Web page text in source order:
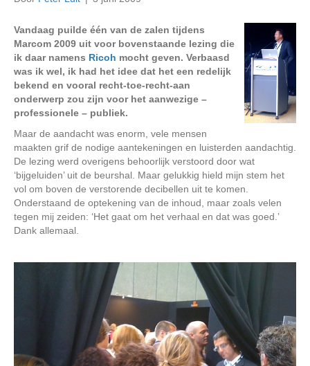
Vandaag puilde één van de zalen tijdens
Marcom 2009 uit voor bovenstaande lezing die
ik daar namens Ricoh mocht geven. Verbaasd
was ik wel, ik had het idee dat het een redelijk
bekend en vooral recht-toe-recht-aan
onderwerp zou zijn voor het aanwezige –
professionele – publiek.
Maar de aandacht was enorm, vele mensen
maakten grif de nodige aantekeningen en luisterden aandachtig.
De lezing werd overigens behoorlijk verstoord door wat
‘bijgeluiden’ uit de beurshal. Maar gelukkig hield mijn stem het
vol om boven de verstorende decibellen uit te komen.
Onderstaand de optekening van de inhoud, maar zoals velen
tegen mij zeiden: ‘Het gaat om het verhaal en dat was goed.’
Dank allemaal.